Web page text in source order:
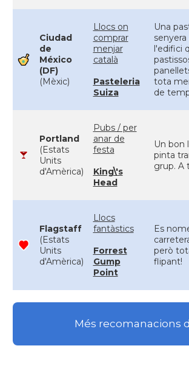
Ciudad
de
México
(DF)
(Mèxic)
Llocs on
comprar
menjar
català
Pasteleria
Suiza
Una
l'edifici
tota
de
Portland
(Estats
Units
d'Amèrica)
Pubs / per
anar de
festa
King\'s
Head
Un bon
pinta
grup. A
Flagstaff
(Estats
Units
d'Amèrica)
Llocs
fantàstics
Forrest
Gump
Point
Es
però
flipant!
Més recomanacions